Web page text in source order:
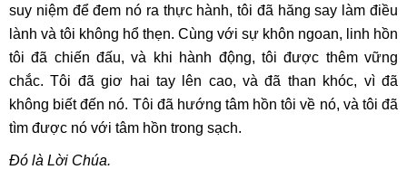
suy niệm để đem nó ra thực hành, tôi đã hăng say làm điều
lành và tôi không hổ thẹn. Cùng với sự khôn ngoan, linh hồn
tôi đã chiến đấu, và khi hành động, tôi được thêm vững
chắc. Tôi đã giơ hai tay lên cao, và đã than khóc, vì đã
không biết đến nó. Tôi đã hướng tâm hồn tôi về nó, và tôi đã
tìm được nó với tâm hồn trong sạch.
Đó là Lời Chúa.